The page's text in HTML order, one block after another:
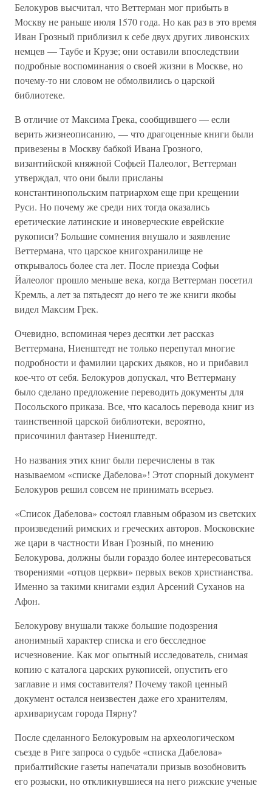
Белокуров высчитал, что Веттерман мог прибыть в
Москву не раньше июля 1570 года. Но как раз в это время
Иван Грозный приблизил к себе двух других ливонских
немцев — Таубе и Крузе; они оставили впоследствии
подробные воспоминания о своей жизни в Москве, но
почему-то ни словом не обмолвились о царской
библиотеке.
В отличие от Максима Грека, сообщившего — если
верить жизнеописанию, — что драгоценные книги были
привезены в Москву бабкой Ивана Грозного,
византийской княжной Софьей Палеолог, Веттерман
утверждал, что они были присланы
константинопольским патриархом еще при крещении
Руси. Но почему же среди них тогда оказались
еретические латинские и иноверческие еврейские
рукописи? Большие сомнения внушало и заявление
Веттермана, что царское книгохранилище не
открывалось более ста лет. После приезда Софьи
Йалеолог прошло меньше века, когда Веттерман посетил
Кремль, а лет за пятьдесят до него те же книги якобы
видел Максим Грек.
Очевидно, вспоминая через десятки лет рассказ
Веттермана, Ниенштедт не только перепутал многие
подробности и фамилии царских дьяков, но и прибавил
кое-что от себя. Белокуров допускал, что Веттерману
было сделано предложение переводить документы для
Посольского приказа. Все, что касалось перевода книг из
таинственной царской библиотеки, вероятно,
присочинил фантазер Ниенштедт.
Но названия этих книг были перечислены в так
называемом «списке Дабелова»! Этот спорный документ
Белокуров решил совсем не принимать всерьез.
«Список Дабелова» состоял главным образом из светских
произведений римских и греческих авторов. Московские
же цари в частности Иван Грозный, по мнению
Белокурова, должны были гораздо более интересоваться
творениями «отцов церкви» первых веков христианства.
Именно за такими книгами ездил Арсений Суханов на
Афон.
Белокурову внушали также большие подозрения
анонимный характер списка и его бесследное
исчезновение. Как мог опытный исследователь, снимая
копию с каталога царских рукописей, опустить его
заглавие и имя составителя? Почему такой ценный
документ остался неизвестен даже его хранителям,
архивариусам города Пярну?
После сделанного Белокуровым на археологическом
съезде в Риге запроса о судьбе «списка Дабелова»
прибалтийские газеты напечатали призыв возобновить
его розыски, но откликнувшиеся на него рижские ученые